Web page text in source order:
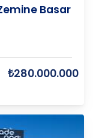
Basar
₺280.000.000